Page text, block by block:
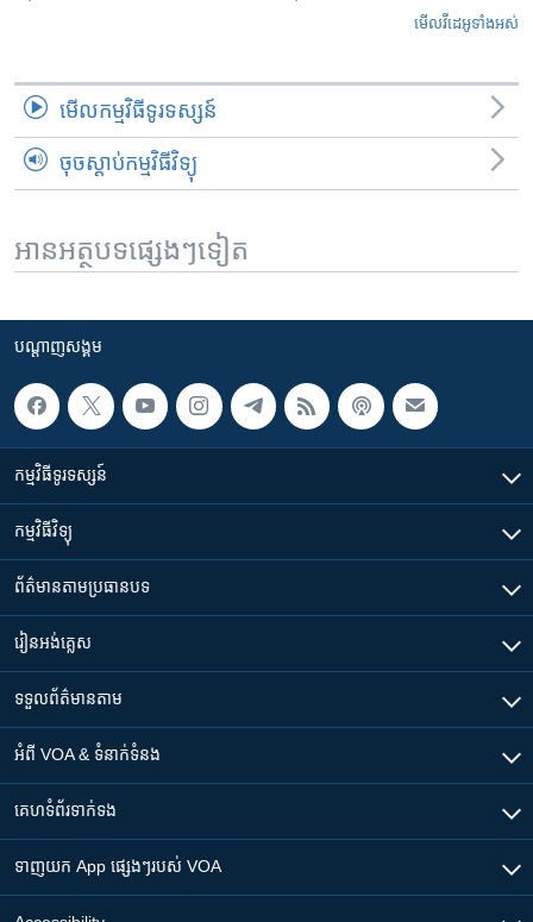
មើល​វីដេអូ​ទាំង​អស់
មើល​កម្មវិធី​ទូរទស្សន៍
ចុចស្តាប់កម្មវិធីវិទ្យុ
អានអត្ថបទផ្សេងៗទៀត
បណ្តាញ​សង្គម
កម្មវិធី​ទូរទស្សន៍
កម្មវិធី​វិទ្យុ
ព័ត៌មាន​តាមប្រធានបទ​
រៀន​​អង់គ្លេស
ទទួល​ព័ត៌មាន​តាម
អំពី​ VOA & ទំនាក់ទំនង
គេហទំព័រ​​ទាក់ទង
ទាញយក​ App ផ្សេងៗ​របស់​ VOA